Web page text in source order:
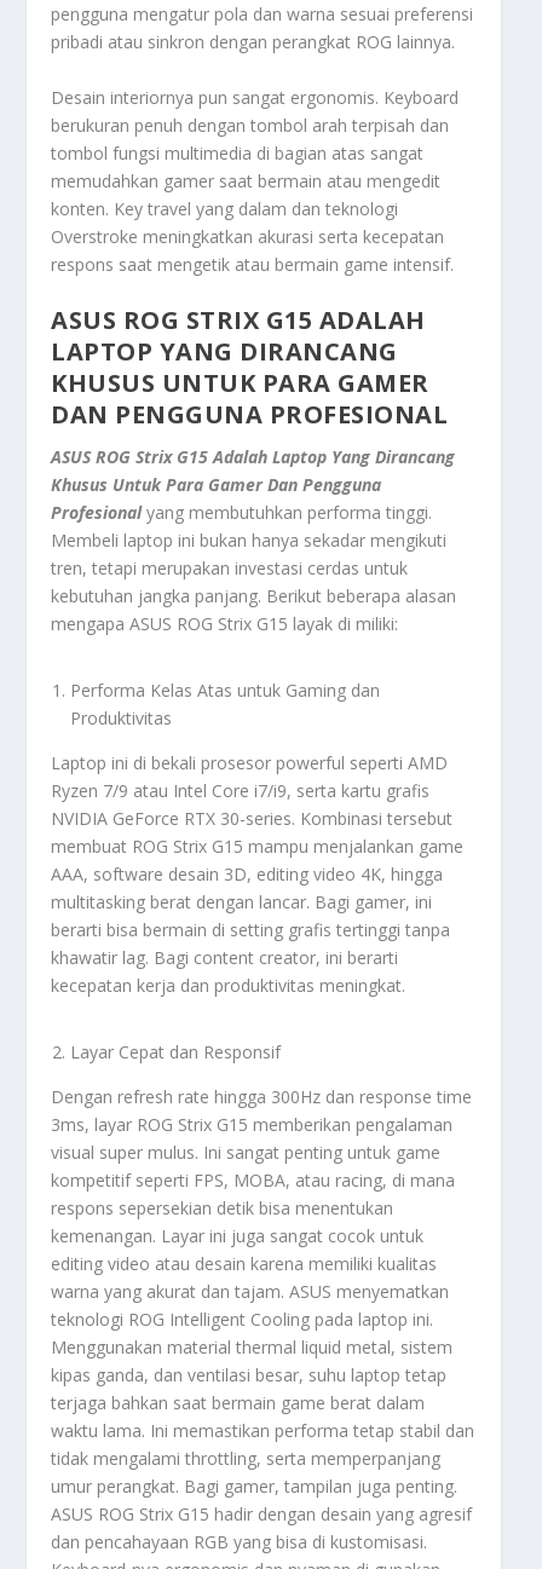
pengguna mengatur pola dan warna sesuai preferensi
pribadi atau sinkron dengan perangkat ROG lainnya.
Desain interiornya pun sangat ergonomis. Keyboard
berukuran penuh dengan tombol arah terpisah dan
tombol fungsi multimedia di bagian atas sangat
memudahkan gamer saat bermain atau mengedit
konten. Key travel yang dalam dan teknologi
Overstroke meningkatkan akurasi serta kecepatan
respons saat mengetik atau bermain game intensif.
ASUS ROG STRIX G15 ADALAH
LAPTOP YANG DIRANCANG
KHUSUS UNTUK PARA GAMER
DAN PENGGUNA PROFESIONAL
ASUS ROG Strix G15 Adalah Laptop Yang Dirancang
Khusus Untuk Para Gamer Dan Pengguna
Profesionalyang membutuhkan performa tinggi.
Membeli laptop ini bukan hanya sekadar mengikuti
tren, tetapi merupakan investasi cerdas untuk
kebutuhan jangka panjang. Berikut beberapa alasan
mengapa ASUS ROG Strix G15 layak di miliki:
Performa Kelas Atas untuk Gaming dan
Produktivitas
Laptop ini di bekali prosesor powerful seperti AMD
Ryzen 7/9 atau Intel Core i7/i9, serta kartu grafis
NVIDIA GeForce RTX 30-series. Kombinasi tersebut
membuat ROG Strix G15 mampu menjalankan game
AAA, software desain 3D, editing video 4K, hingga
multitasking berat dengan lancar. Bagi gamer, ini
berarti bisa bermain di setting grafis tertinggi tanpa
khawatir lag. Bagi content creator, ini berarti
kecepatan kerja dan produktivitas meningkat.
Layar Cepat dan Responsif
Dengan refresh rate hingga 300Hz dan response time
3ms, layar ROG Strix G15 memberikan pengalaman
visual super mulus. Ini sangat penting untuk game
kompetitif seperti FPS, MOBA, atau racing, di mana
respons sepersekian detik bisa menentukan
kemenangan. Layar ini juga sangat cocok untuk
editing video atau desain karena memiliki kualitas
warna yang akurat dan tajam. ASUS menyematkan
teknologi ROG Intelligent Cooling pada laptop ini.
Menggunakan material thermal liquid metal, sistem
kipas ganda, dan ventilasi besar, suhu laptop tetap
terjaga bahkan saat bermain game berat dalam
waktu lama. Ini memastikan performa tetap stabil dan
tidak mengalami throttling, serta memperpanjang
umur perangkat. Bagi gamer, tampilan juga penting.
ASUS ROG Strix G15 hadir dengan desain yang agresif
dan pencahayaan RGB yang bisa di kustomisasi.